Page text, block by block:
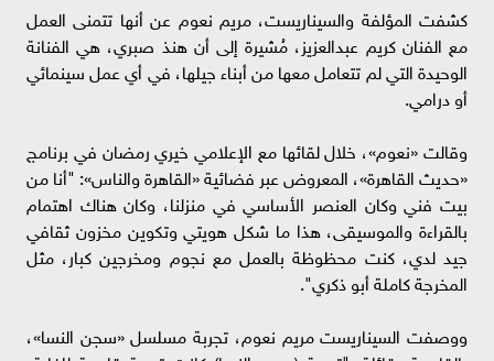
كشفت المؤلفة والسيناريست، مريم نعوم عن أنها تتمنى العمل
مع الفنان كريم عبدالعزيز، مُشيرة إلى أن هنذ صبري، هي الفنانة
الوحيدة التي لم تتعامل معها من أبناء جيلها، في أي عمل سينمائي
أو درامي.
وقالت «نعوم»، خلال لقائها مع الإعلامي خيري رمضان في برنامج
«حديث القاهرة»، المعروض عبر فضائية «القاهرة والناس»: "أنا من
بيت فني وكان العنصر الأساسي في منزلنا، وكان هناك اهتمام
بالقراءة والموسيقى، هذا ما شكل هويتي وتكوين مخزون ثقافي
جيد لدي، كنت محظوظة بالعمل مع نجوم ومخرجين كبار، مثل
المخرجة كاملة أبو ذكري".
ووصفت السيناريست مريم نعوم، تجربة مسلسل «سجن النسا»،